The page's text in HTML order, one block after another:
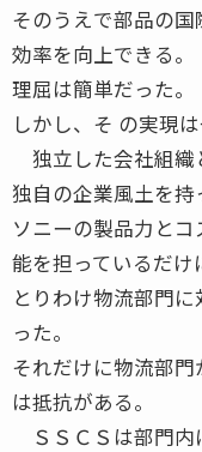
そのうえで部品の
効率を向上できる。
理屈は簡単だった。
しかし、そ の実現
独立した会社組織
独自の企業風土を持
ソニーの製品力と
能を担っているだけ
とりわけ物流部門
った。
それだけに物流部
は抵抗がある。
ＳＳＣＳは部門内